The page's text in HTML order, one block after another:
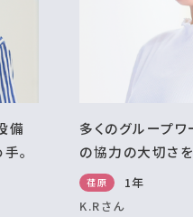
備
。
多くのグループワ
の協力の大切さを
荏原
1年
K.Rさん